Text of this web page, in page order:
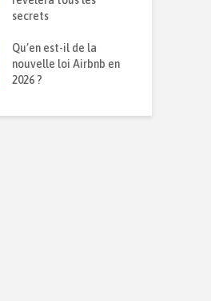
secrets
Qu’en est-il de la
nouvelle loi Airbnb en
2026 ?